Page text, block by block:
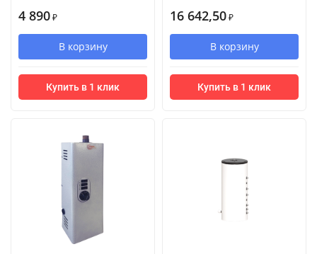
4 890 ₽
В корзину
Купить в 1 клик
16 642,50 ₽
В корзину
Купить в 1 клик